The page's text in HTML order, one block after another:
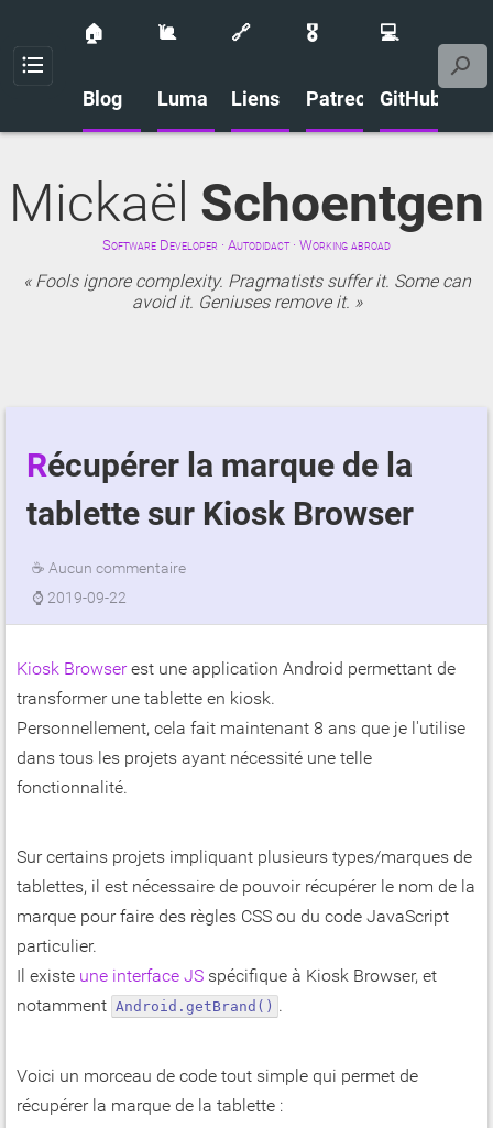
Menu
🏠
Blog
🐌
Luma
🔗
Liens
🎖️
Patreon
💻
GitHub
Mickaël Schoentgen
Software Developer · Autodidact · Working abroad
Fools ignore complexity. Pragmatists suffer it. Some can
avoid it. Geniuses remove it.
Récupérer la marque de la
tablette sur Kiosk Browser
☕ Aucun commentaire
⌚ 2019-09-22
Kiosk Browserest une application Android permettant de
transformer une tablette en kiosk.
Personnellement, cela fait maintenant 8 ans que je l'utilise
dans tous les projets ayant nécessité une telle
fonctionnalité.
Sur certains projets impliquant plusieurs types/marques de
tablettes, il est nécessaire de pouvoir récupérer le nom de la
marque pour faire des règles CSS ou du code JavaScript
particulier.
Il existe une interface JS spécifique à Kiosk Browser, et
notamment Android.getBrand() .
Voici un morceau de code tout simple qui permet de
récupérer la marque de la tablette :